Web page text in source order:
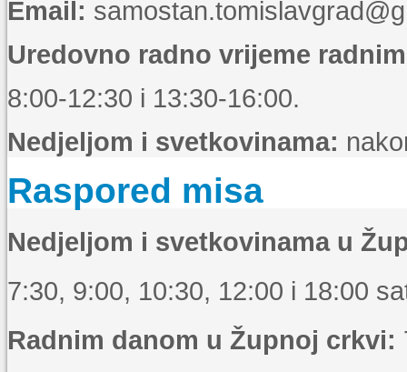
Email:
Uredovno radno vrijeme
8:00-12:30 i 13:30-16:00.
Nedjeljom i svetkovinama:
Raspored misa
Nedjeljom i svetkovinama u
7:30, 9:00, 10:30, 12:00 i 18:00
Radnim danom u Župnoj crkvi: